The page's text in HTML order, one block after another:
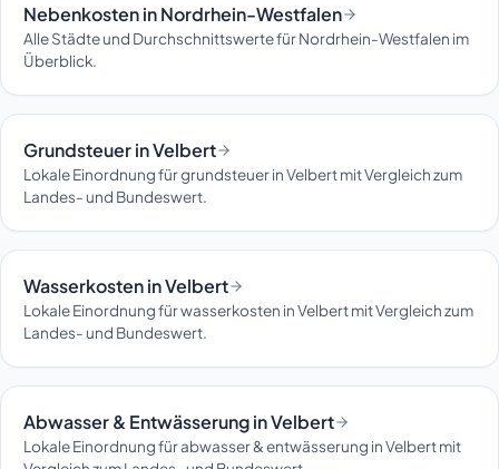
Nebenkosten in Nordrhein-Westfalen
Alle Städte und Durchschnittswerte für Nordrhein-Westfalen im
Überblick.
Grundsteuer in Velbert
Lokale Einordnung für grundsteuer in Velbert mit Vergleich zum
Landes- und Bundeswert.
Wasserkosten in Velbert
Lokale Einordnung für wasserkosten in Velbert mit Vergleich zum
Landes- und Bundeswert.
Abwasser & Entwässerung in Velbert
Lokale Einordnung für abwasser & entwässerung in Velbert mit